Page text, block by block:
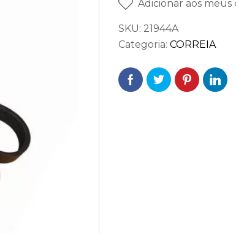
Adicionar aos meus
SKU: 21944A
Categoria: CORREIA